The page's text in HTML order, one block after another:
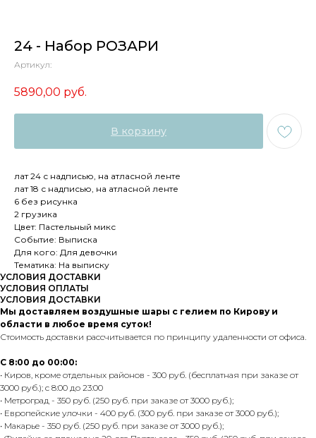
24 - Набор РОЗАРИ
Артикул:
5890,00 руб.
В корзину
лат 24 с надписью, на атласной ленте
лат 18 с надписью, на атласной ленте
6 без рисунка
2 грузика
Цвет: Пастельный микс
Событие: Выписка
Для кого: Для девочки
Тематика: На выписку
УСЛОВИЯ ДОСТАВКИ
УСЛОВИЯ ОПЛАТЫ
УСЛОВИЯ ДОСТАВКИ
Мы доставляем воздушные шары с гелием по Кирову и
области в любое время суток!
Стоимость доставки рассчитывается по принципу удаленности от офиса.
С 8:00 до 00:00:
• Киров, кроме отдельных районов - 300 руб. (бесплатная при заказе от
3000 руб.); с 8:00 до 23:00
• Метроград - 350 руб. (250 руб. при заказе от 3000 руб.);
• Европейские улочки - 400 руб. (300 руб. при заказе от 3000 руб.);
• Макарье - 350 руб. (250 руб. при заказе от 3000 руб.);